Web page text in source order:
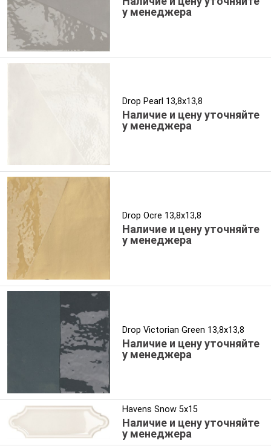
у менеджера
Drop Pearl 13,8x13,8
Наличие и цену уточняйте
у менеджера
Drop Ocre 13,8x13,8
Наличие и цену уточняйте
у менеджера
Drop Victorian Green 13,8x13,8
Наличие и цену уточняйте
у менеджера
Havens Snow 5x15
Наличие и цену уточняйте
у менеджера